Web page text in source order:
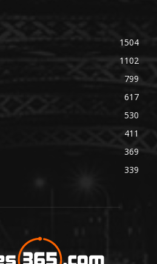
1504
1102
799
617
530
411
369
339